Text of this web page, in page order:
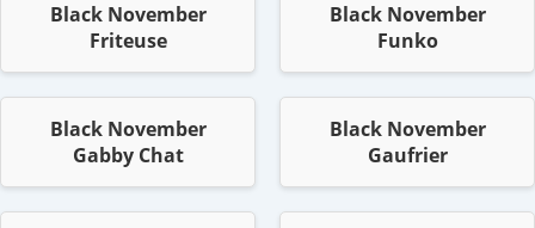
Black November
Friteuse
Black November
Funko
Black November
Gabby Chat
Black November
Gaufrier